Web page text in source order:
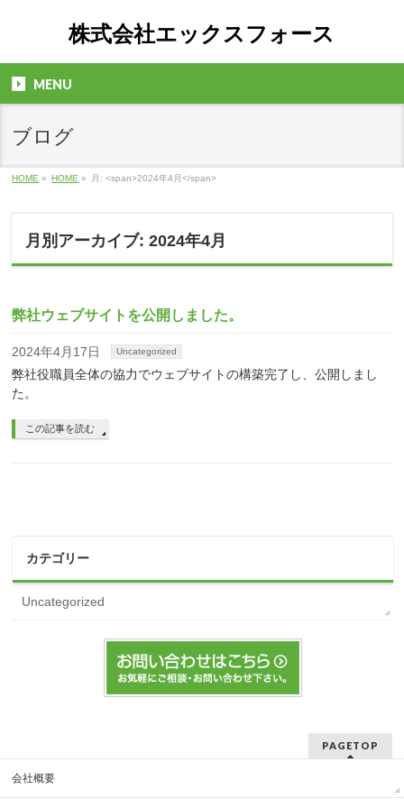
株式会社エックスフォース
MENU
ブログ
HOME » HOME » 月: <span>2024年4月</span>
月別アーカイブ: 2024年4月
弊社ウェブサイトを公開しました。
2024年4月17日 Uncategorized
弊社役職員全体の協力でウェブサイトの構築完了し、公開しまし
た。
この記事を読む
カテゴリー
Uncategorized
PAGETOP
会社概要